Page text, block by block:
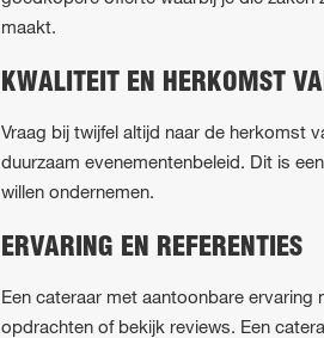
maakt.
KWALITEIT EN HERKOMST
Vraag bij twijfel altijd naar de herkomst
duurzaam evenementenbeleid. Dit is
willen ondernemen.
ERVARING EN REFERENTIES
Een cateraar met aantoonbare ervaring
opdrachten of bekijk reviews. Een